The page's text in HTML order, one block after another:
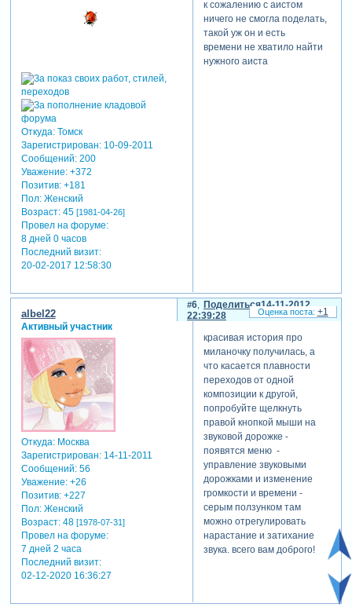
Откуда:Томск
Зарегистрирован: 10-09-2011
Сообщений:200
Уважение: +372
Позитив: +181
Пол:Женский
Возраст:45 [1981-04-26]
Провел на форуме:
8 дней 0 часов
Последний визит:
20-02-2017 12:58:30
к сожалению с аистом
ничего не смогла поделать,
такой уж он и есть
времени не хватило найти
нужного аиста
Поделиться
6
14-11-2012
22:39:28
albel22
Активный участник
Откуда:Москва
Зарегистрирован: 14-11-2011
Сообщений:56
Уважение: +26
Позитив: +227
Пол:Женский
Возраст:48 [1978-07-31]
Провел на форуме:
7 дней 2 часа
Последний визит:
02-12-2020 16:36:27
красивая история про
миланочку получилась, а
что касается плавности
переходов от одной
композиции к другой,
попробуйте щелкнуть
правой кнопкой мыши на
звуковой дорожке -
появятся меню -
управление звуковыми
дорожками и изменение
громкости и времени -
серым ползунком там
можно отрегулировать
нарастание и затихание
звука. всего вам доброго!
+1